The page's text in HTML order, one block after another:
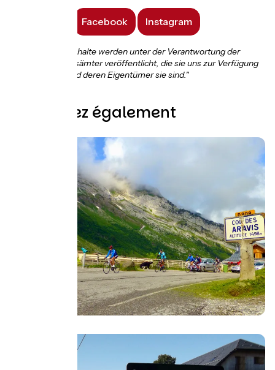
Facebook Instagram
"Text- und Fotoinhalte werden unter der Verantwortung der
Fremdenverkehrsämter veröffentlicht, die sie uns zur Verfügung
gestellt haben und deren Eigentümer sie sind."
Découvrez également